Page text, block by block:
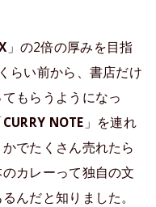
」の2倍の厚みを目指
らい前から、書店だけ
もらうようになっ
CURRY NOTE 」を連れ
でたくさん売れたら
カレーって独自の文
んだと知りました。